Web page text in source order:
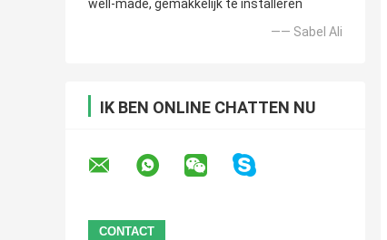
well-made, gemakkelijk te installeren
—— Sabel Ali
IK BEN ONLINE CHATTEN NU